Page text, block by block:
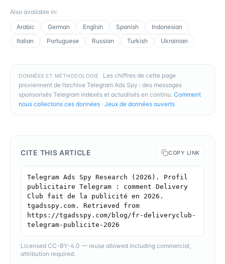
Also available in:
Arabic
German English Spanish
Indonesian
Italian
Portuguese Russian Turkish Ukrainian
DONNÉES ET MÉTHODOLOGIE
Les chiffres de cette page
proviennent de l’archive Telegram Ads Spy : des messages
sponsorisés Telegram indexés et actualisés en continu. Comment
nous collectons ces données · Jeux de données ouverts
CITE THIS ARTICLE COPY LINK
Telegram Ads Spy Research (2026). Profil
publicitaire Telegram : comment Delivery
Club fait de la publicité en 2026.
tgadsspy.com. Retrieved from
https://tgadsspy.com/blog/fr-deliveryclub-
telegram-publicite-2026
Licensed CC-BY-4.0 — reuse allowed including commercial,
attribution required.